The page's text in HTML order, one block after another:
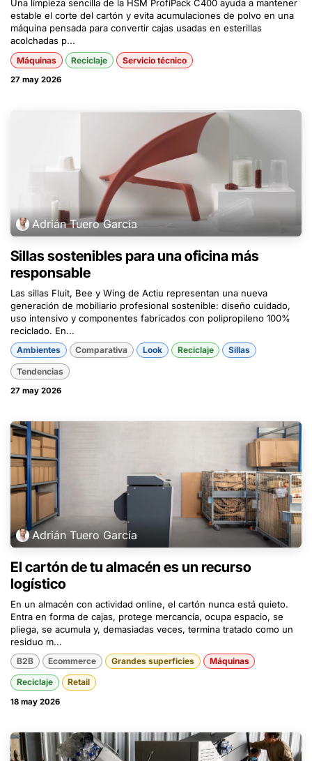
Una limpieza sencilla de la HSM ProfiPack C400 ayuda a mantener
estable el corte del cartón y evita acumulaciones de polvo en una
máquina pensada para convertir cajas usadas en esterillas
acolchadas p...
Máquinas Reciclaje Servicio técnico
27 may 2026
Adrián Tuero García
Sillas sostenibles para una oficina más
responsable
Las sillas Fluit, Bee y Wing de Actiu representan una nueva
generación de mobiliario profesional sostenible: diseño cuidado,
uso intensivo y componentes fabricados con polipropileno 100%
reciclado. En...
Ambientes Comparativa Look Reciclaje Sillas
Tendencias
27 may 2026
Adrián Tuero García
El cartón de tu almacén es un recurso
logístico
En un almacén con actividad online, el cartón nunca está quieto.
Entra en forma de cajas, protege mercancía, ocupa espacio, se
pliega, se acumula y, demasiadas veces, termina tratado como un
residuo m...
B2B Ecommerce Grandes superficies Máquinas
Reciclaje Retail
18 may 2026